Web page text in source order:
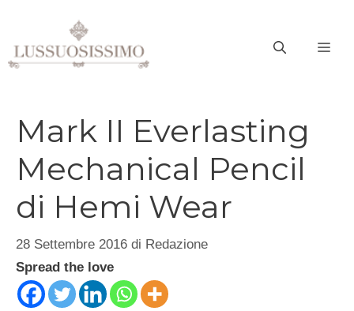
contenuto
Mark II Everlasting
Mechanical Pencil
di Hemi Wear
28 Settembre 2016 di Redazione
Spread the love